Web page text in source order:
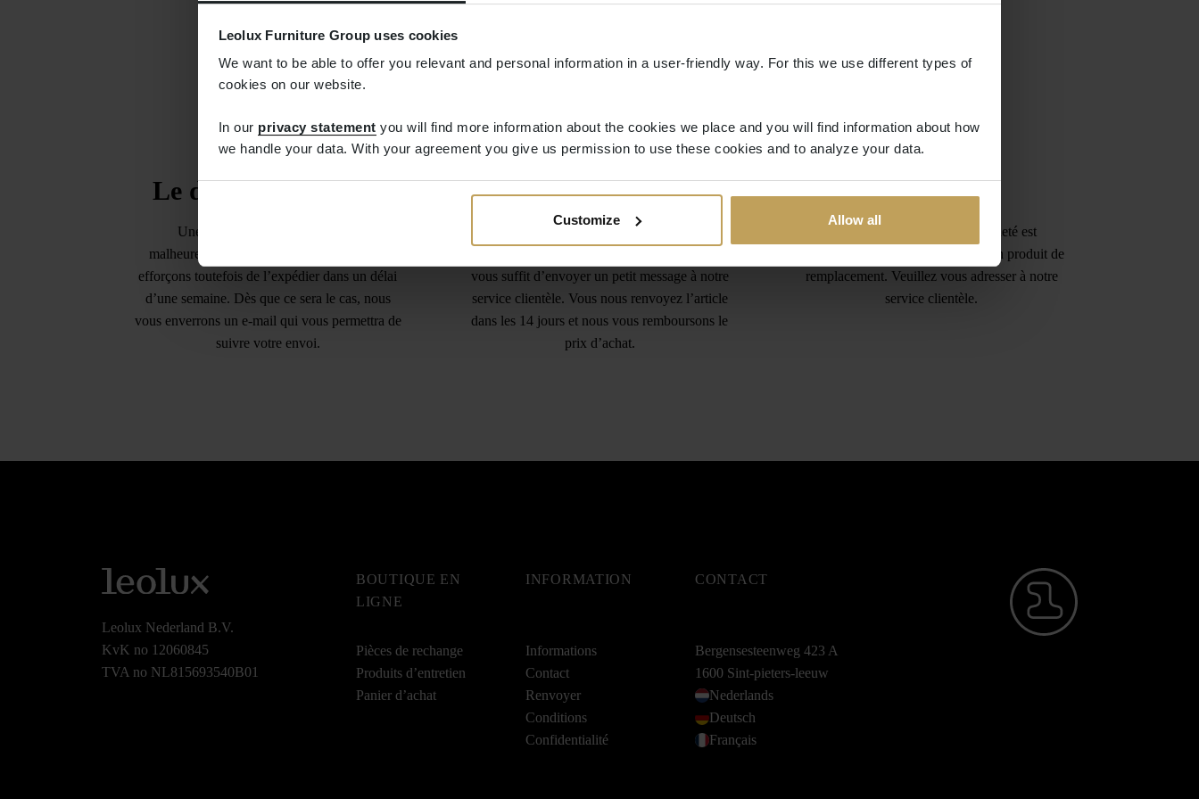
Leolux Furniture Group uses cookies
We want to be able to offer you relevant and personal information in a user-friendly way. For this we use different types of
cookies on our website.
In our privacy statement you will find more information about the cookies we place and you will find information about how
we handle your data. With your agreement you give us permission to use these cookies and to analyze your data.
Customize Allow all
Le délai de livraison
Une livraison le lendemain n’est
malheureusement pas possible. Nous nous
efforçons toutefois de l’expédier dans un délai
d’une semaine. Dès que ce sera le cas, nous
vous enverrons un e-mail qui vous permettra de
suivre votre envoi.
Retours gratuits
Vous avez commandé trop d’articles ? Vous
vous suffit d’envoyer un petit message à notre
service clientèle. Vous nous renvoyez l’article
dans les 14 jours et nous vous remboursons le
prix d’achat.
Garantie
Si le produit que vous avez acheté est
défectueux, nous vous fournirons un produit de
remplacement. Veuillez vous adresser à notre
service clientèle.
Leolux Nederland B.V.
KvK no 12060845
TVA no NL815693540B01
BOUTIQUE EN
LIGNE
Pièces de rechange
Produits d’entretien
Panier d’achat
INFORMATION
Informations
Contact
Renvoyer
Conditions
Confidentialité
CONTACT
Bergensesteenweg 423 A
1600 Sint-pieters-leeuw
Nederlands
Deutsch
Français